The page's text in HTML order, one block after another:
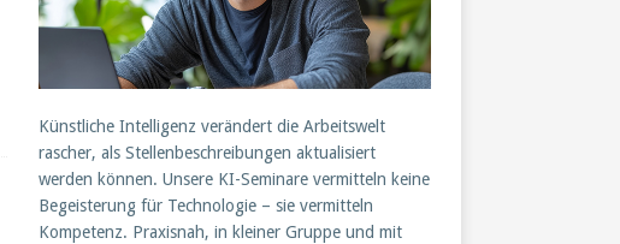
Künstliche Intelligenz verändert die Arbeitswelt
rascher, als Stellenbeschreibungen aktualisiert
werden können. Unsere KI-Seminare vermitteln keine
Begeisterung für Technologie – sie vermitteln
Kompetenz. Praxisnah, in kleiner Gruppe und mit